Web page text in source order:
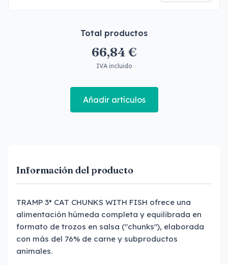
Total productos
66,84 €
IVA incluido
Añadir artículos
Información del producto
TRAMP 3* CAT CHUNKS WITH FISH ofrece una
alimentación húmeda completa y equilibrada en
formato de trozos en salsa ("chunks"), elaborada
con más del 76% de carne y subproductos
animales.